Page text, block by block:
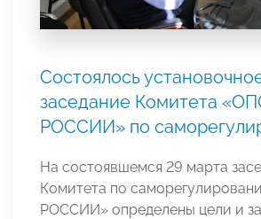
Состоялось
заседание Комитета
РОССИИ» по
На состоявшемся 29 марта
Комитета по
РОССИИ» определены цели и